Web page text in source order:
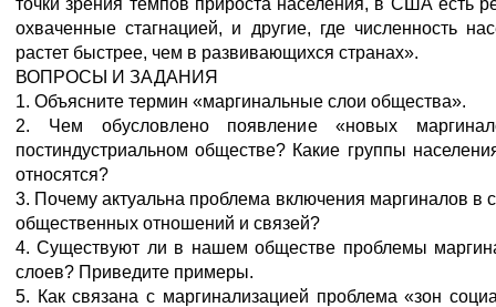
точки зрения темпов прироста населения, в США есть
охваченные стагнацией, и другие, где численность
растет быстрее, чем в развивающихся странах».
ВОПРОСЫ И ЗАДАНИЯ
1. Объясните термин «маргинальные слои общества».
2. Чем обусловлено появление «новых
постиндустриальном обществе? Какие группы
относятся?
3. Почему актуальна проблема включения маргиналов в
общественных отношений и связей?
4. Существуют ли в нашем обществе проблемы
слоев? Приведите примеры.
5. Как связана с маргинализацией проблема «зон